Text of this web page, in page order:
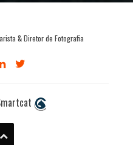
& Diretor de Fotografia